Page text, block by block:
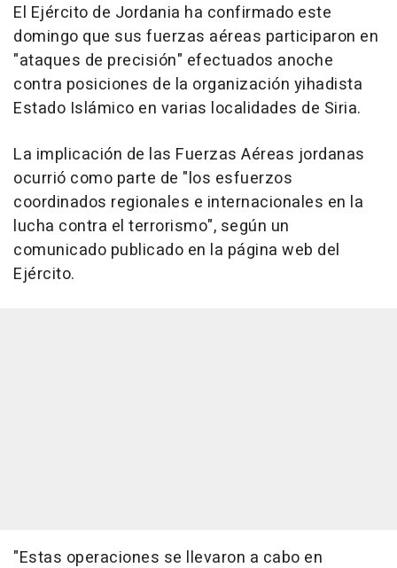
El Ejército de Jordania ha confirmado este
domingo que sus fuerzas aéreas participaron en
"ataques de precisión" efectuados anoche
contra posiciones de la organización yihadista
Estado Islámico en varias localidades de Siria.
La implicación de las Fuerzas Aéreas jordanas
ocurrió como parte de "los esfuerzos
coordinados regionales e internacionales en la
lucha contra el terrorismo", según un
comunicado publicado en la página web del
Ejército.
"Estas operaciones se llevaron a cabo en